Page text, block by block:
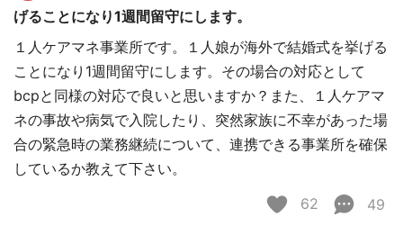
げることになり1週間留守にします。
１人ケアマネ事業所です。１人娘が海外で結婚式を挙げる
ことになり1週間留守にします。その場合の対応として
bcpと同様の対応で良いと思いますか？また、１人ケアマ
ネの事故や病気で入院したり、突然家族に不幸があった場
合の緊急時の業務継続について、連携できる事業所を確保
しているか教えて下さい。
62
49